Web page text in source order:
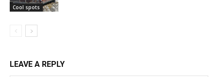
Cool spots
LEAVE A REPLY